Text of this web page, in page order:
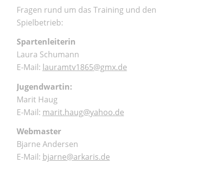
Fragen rund um das Training und den
Spielbetrieb:
Spartenleiterin
Laura Schumann
E-Mail: lauramtv1865@gmx.de
Jugendwartin:
Marit Haug
E-Mail: marit.haug@yahoo.de
Webmaster
Bjarne Andersen
E-Mail: bjarne@arkaris.de